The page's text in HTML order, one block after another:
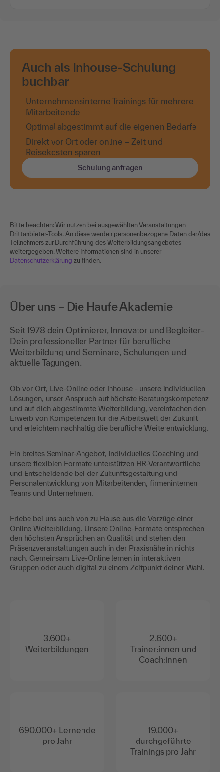
Auch als Inhouse-Schulung
buchbar
Unternehmensinterne Trainings für mehrere
Mitarbeitende
Optimal abgestimmt auf die eigenen Bedarfe
Direkt vor Ort oder online – Zeit und
Reisekosten sparen
Schulung anfragen
Bitte beachten: Wir nutzen bei ausgewählten Veranstaltungen
Drittanbieter-Tools. An diese werden personenbezogene Daten der/des
Teilnehmers zur Durchführung des Weiterbildungsangebotes
weitergegeben. Weitere Informationen sind in unserer
Datenschutzerklärung zu finden.
Über uns – Die Haufe Akademie
Seit 1978 dein Optimierer, Innovator und Begleiter–
Dein professioneller Partner für berufliche
Weiterbildung und Seminare, Schulungen und
aktuelle Tagungen.
Ob vor Ort, Live-Online oder Inhouse - unsere individuellen
Lösungen, unser Anspruch auf höchste Beratungskompetenz
und auf dich abgestimmte Weiterbildung, vereinfachen den
Erwerb von Kompetenzen für die Arbeitswelt der Zukunft
und erleichtern nachhaltig die berufliche Weiterentwicklung.
Ein breites Seminar-Angebot, individuelles Coaching und
unsere flexiblen Formate unterstützen HR-Verantwortliche
und Entscheidende bei der Zukunftsgestaltung und
Personalentwicklung von Mitarbeitenden, firmeninternen
Teams und Unternehmen.
Erlebe bei uns auch von zu Hause aus die Vorzüge einer
Online Weiterbildung. Unsere Online-Formate entsprechen
den höchsten Ansprüchen an Qualität und stehen den
Präsenzveranstaltungen auch in der Praxisnähe in nichts
nach. Gemeinsam Live-Online lernen in interaktiven
Gruppen oder auch digital zu einem Zeitpunkt deiner Wahl.
3.600+
Weiterbildungen
690.000+ Lernende
pro Jahr
2.600+
Trainer:innen und
Coach:innen
19.000+
durchgeführte
Trainings pro Jahr